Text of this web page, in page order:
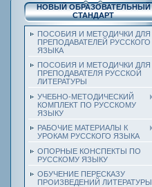
НОВЫЙ ОБРАЗОВАТЕЛЬНЫЙ
СТАНДАРТ
ПОСОБИЯ И МЕТОДИЧКИ ДЛЯ
ПРЕПОДАВАТЕЛЕЙ РУССКОГО
ЯЗЫКА
ПОСОБИЯ И МЕТОДИЧКИ ДЛЯ
ПРЕПОДАВАТЕЛЯ РУССКОЙ
ЛИТЕРАТУРЫ
УЧЕБНО-МЕТОДИЧЕСКИЙ
КОМПЛЕКТ ПО РУССКОМУ
ЯЗЫКУ
РАБОЧИЕ МАТЕРИАЛЫ К
УРОКАМ РУССКОГО ЯЗЫКА
ОПОРНЫЕ КОНСПЕКТЫ ПО
РУССКОМУ ЯЗЫКУ
ОБУЧЕНИЕ ПЕРЕСКАЗУ
ПРОИЗВЕДЕНИЙ ЛИТЕРАТУРЫ,